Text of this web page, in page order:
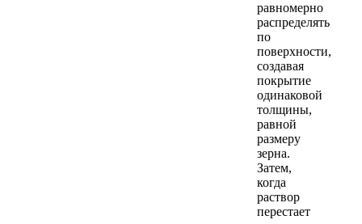
равномерно
распределять
по
поверхности,
создавая
покрытие
одинаковой
толщины,
равной
размеру
зерна.
Затем,
когда
раствор
перестает